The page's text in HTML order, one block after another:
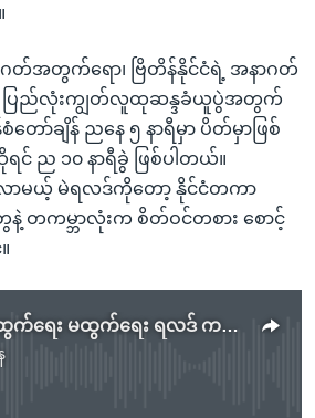
တ်အတွက်ရော၊ ဗြိတိန်နိုင်ငံရဲ့ အနာဂတ်
ပြည်လုံးကျွတ်လူထုဆန္ဒခံယူပွဲအတွက်
ာ်ချိန် ညနေ ၅ နာရီမှာ ပိတ်မှာဖြစ်
ဆိုရင် ည ၁၀ နာရီခွဲ ဖြစ်ပါတယ်။
ာမယ့် မဲရလဒ်ကိုတော့ နိုင်ငံတကာ
နဲ့ တကမ္ဘာလုံးက စိတ်ဝင်တစား စောင့်
EU ကနေ ဗြိတိန် ခွဲထွက်ရေး မထွက်ရေး ရလဒ် ကမ္ဘာစောင့်ကြည့်
source currently available